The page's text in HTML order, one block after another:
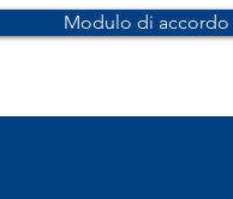
Modulo di accordo